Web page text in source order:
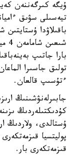
ۇيگە كىرگەننەن
تيەسىلى سۋىق
باقىلاۋدا
بارا جاتىپ
تولىق جاسىرا
ءتۇسىپ قالعان.
جابىرلەنۋشىنىڭ
ۇستالدى، ولاردىڭ
پوليتسيا
قىزمەتكەرى بار.